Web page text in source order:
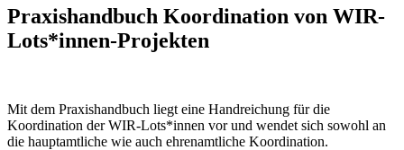
Praxishandbuch Koordination von WIR-
Lots*innen-Projekten
Mit dem Praxishandbuch liegt eine Handreichung für die
Koordination der WIR-Lots*innen vor und wendet sich sowohl an
die hauptamtliche wie auch ehrenamtliche Koordination.